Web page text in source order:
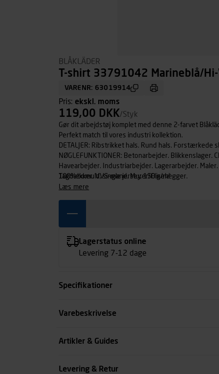
BLÅKLÄDER
T-shirt 33791042 Marineblå/Hi-
VARENR: 63019914
Pris: ekskl. moms
119,00 DKK/Styk
Gør dit arbejdstøj komplet med denne 2-farvet
Perfekt match til vores industri kollektion.
DETALJER: Ribstrikket hals. Rund hals.
NØGLEFUNKTIONER: Betonarbejder.
Havearbejder. Industriarbejder. Lagerarbejder.
Tagdækker. VVS-mand. Murer/Fliselægger.
100% bomuld, single jersey, 150 g/m²
læs mere
Lagerstatus online
Levering 7-12 dage
Specifikationer
Størrelse
Varebeskrivelse
Artikler & Guides
Levering & Retur